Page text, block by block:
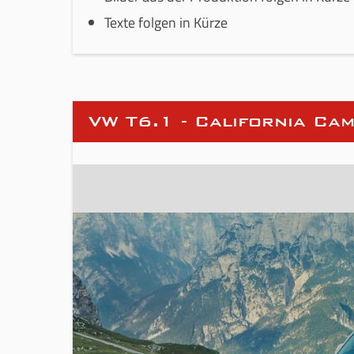
Texte folgen in Kürze
VW T6.1 - California